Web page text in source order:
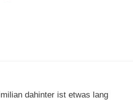
dahinter ist etwas lang